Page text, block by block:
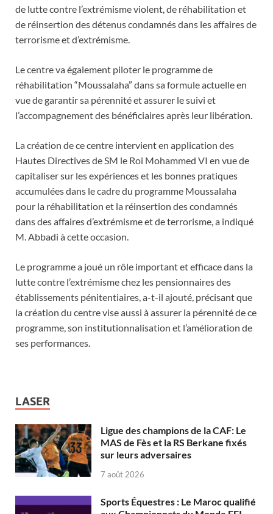
de lutte contre l’extrémisme violent, de réhabilitation et
de réinsertion des détenus condamnés dans les affaires de
terrorisme et d’extrémisme.
Le centre va également piloter le programme de
réhabilitation “Moussalaha” dans sa formule actuelle en
vue de garantir sa pérennité et assurer le suivi et
l’accompagnement des bénéficiaires après leur libération.
La création de ce centre intervient en application des
Hautes Directives de SM le Roi Mohammed VI en vue de
capitaliser sur les expériences et les bonnes pratiques
accumulées dans le cadre du programme Moussalaha
pour la réhabilitation et la réinsertion des condamnés
dans des affaires d’extrémisme et de terrorisme, a indiqué
M. Abbadi à cette occasion.
Le programme a joué un rôle important et efficace dans la
lutte contre l’extrémisme chez les pensionnaires des
établissements pénitentiaires, a-t-il ajouté, précisant que
la création du centre vise aussi à assurer la pérennité de ce
programme, son institutionnalisation et l’amélioration de
ses performances.
LASER
Ligue des champions de la CAF: Le
MAS de Fès et la RS Berkane fixés
sur leurs adversaires
7 août 2026
Sports Équestres : Le Maroc qualifié